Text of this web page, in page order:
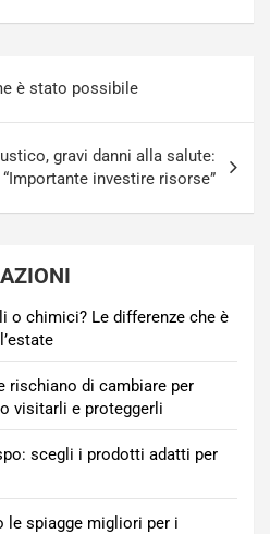
è stato possibile
gravi danni alla salute:
“Importante investire risorse”
o chimici? Le differenze che è
rischiano di cambiare per
visitarli e proteggerli
scegli i prodotti adatti per
le spiagge migliori per i